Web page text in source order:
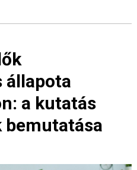
állapota
a kutatás
bemutatása